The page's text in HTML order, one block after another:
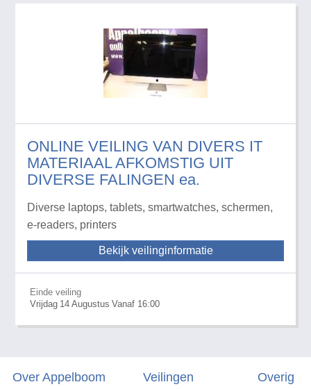
ONLINE VEILING VAN DIVERS IT
MATERIAAL AFKOMSTIG UIT
DIVERSE FALINGEN ea.
Diverse laptops, tablets, smartwatches, schermen,
e-readers, printers
Bekijk veilinginformatie
Einde veiling
Vrijdag 14 Augustus Vanaf 16:00
Over Appelboom Veilingen Overig